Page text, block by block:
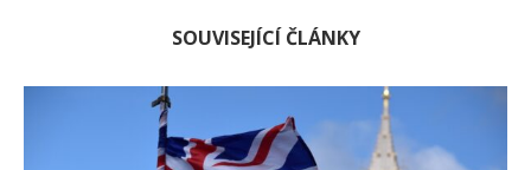
SOUVISEJÍCÍ ČLÁNKY